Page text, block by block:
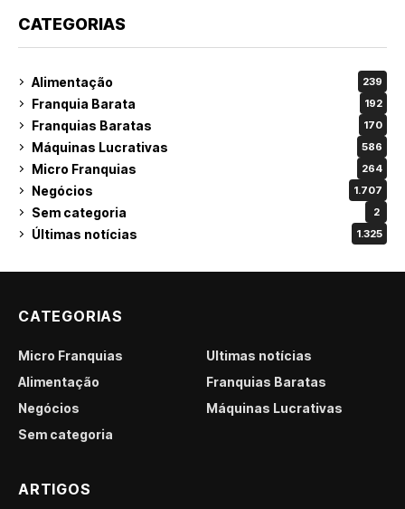
CATEGORIAS
Alimentação 239
Franquia Barata 192
Franquias Baratas 170
Máquinas Lucrativas 586
Micro Franquias 264
Negócios 1.707
Sem categoria 2
Últimas notícias 1.325
CATEGORIAS
Micro Franquias
Últimas notícias
Alimentação
Franquias Baratas
Negócios
Máquinas Lucrativas
Sem categoria
ARTIGOS